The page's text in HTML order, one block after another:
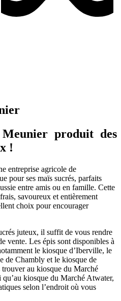
produit des
!
entreprise agricole de
pour ses maïs sucrés, parfaits
entre amis ou en famille. Cette
savoureux et entièrement
choix pour encourager
juteux, il suffit de vous rendre
vente. Les épis sont disponibles à
le kiosque d’Iberville, le
de Chambly et le kiosque de
au kiosque du Marché
kiosque du Marché Atwater,
selon l’endroit où vous